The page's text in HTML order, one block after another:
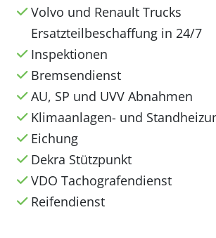
Volvo und Renault Trucks
Ersatzteilbeschaffung in 24/7
Inspektionen
Bremsendienst
AU, SP und UVV Abnahmen
Klimaanlagen- und
Eichung
Dekra Stützpunkt
VDO Tachografendienst
Reifendienst